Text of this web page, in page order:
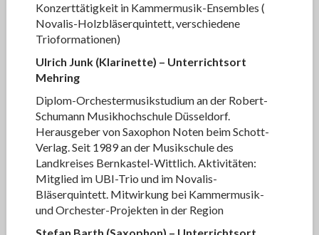
Konzerttätigkeit in Kammermusik-Ensembles (
Novalis-Holzbläserquintett, verschiedene
Trioformationen)
Ulrich Junk (Klarinette) – Unterrichtsort
Mehring
Diplom-Orchestermusikstudium an der Robert-
Schumann Musikhochschule Düsseldorf.
Herausgeber von Saxophon Noten beim Schott-
Verlag. Seit 1989 an der Musikschule des
Landkreises Bernkastel-Wittlich. Aktivitäten:
Mitglied im UBI-Trio und im Novalis-
Bläserquintett. Mitwirkung bei Kammermusik-
und Orchester-Projekten in der Region